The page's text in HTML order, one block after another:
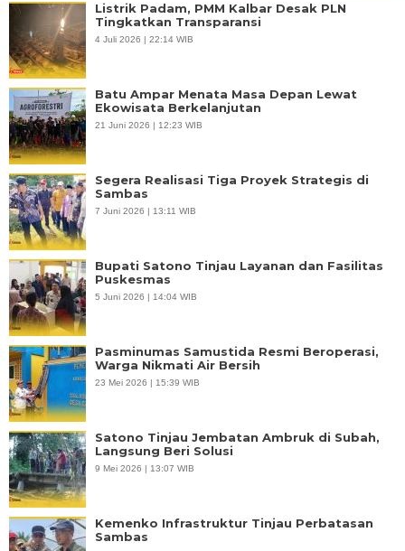
Listrik Padam, PMM Kalbar Desak PLN
Tingkatkan Transparansi
4 Juli 2026 | 22:14 WIB
Batu Ampar Menata Masa Depan Lewat
Ekowisata Berkelanjutan
21 Juni 2026 | 12:23 WIB
Segera Realisasi Tiga Proyek Strategis di
Sambas
7 Juni 2026 | 13:11 WIB
Bupati Satono Tinjau Layanan dan Fasilitas
Puskesmas
5 Juni 2026 | 14:04 WIB
Pasminumas Samustida Resmi Beroperasi,
Warga Nikmati Air Bersih
23 Mei 2026 | 15:39 WIB
Satono Tinjau Jembatan Ambruk di Subah,
Langsung Beri Solusi
9 Mei 2026 | 13:07 WIB
Kemenko Infrastruktur Tinjau Perbatasan
Sambas